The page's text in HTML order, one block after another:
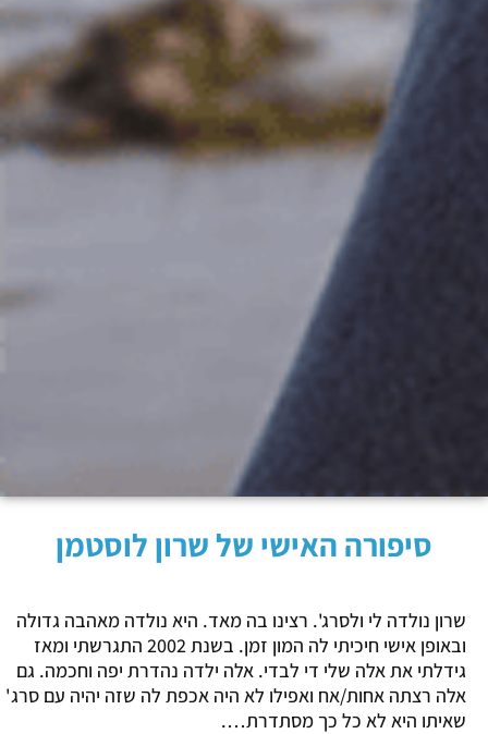
סיפורה האישי של שרון לוסטמן
שרון נולדה לי ולסרג'. רצינו בה מאד. היא נולדה מאהבה גדולה
ובאופן אישי חיכיתי לה המון זמן. בשנת 2002 התגרשתי ומאז
גידלתי את אלה שלי די לבדי. אלה ילדה נהדרת יפה וחכמה. גם
אלה רצתה אחות/אח ואפילו לא היה אכפת לה שזה יהיה עם סרג'
שאיתו היא לא כל כך מסתדרת….